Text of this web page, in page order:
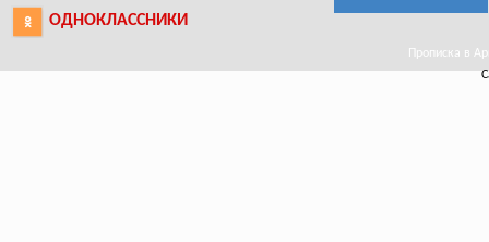
ОДНОКЛАССНИКИ
Прописка в